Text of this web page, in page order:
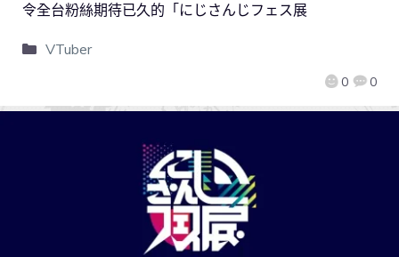
0 0
令全台粉絲期待已久的「にじさんじフェス展
VTuber